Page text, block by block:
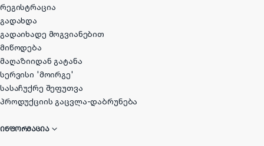
რეგისტრაცია
გადახდა
გადაიხადე მოგვიანებით
მიწოდება
მაღაზიიდან გატანა
სერვისი 'მოირგე'
სასაჩუქრე შეფუთვა
პროდუქციის გაცვლა-დაბრუნება
ᲘᲜᲤᲝᲠᲛᲐᲪᲘᲐ